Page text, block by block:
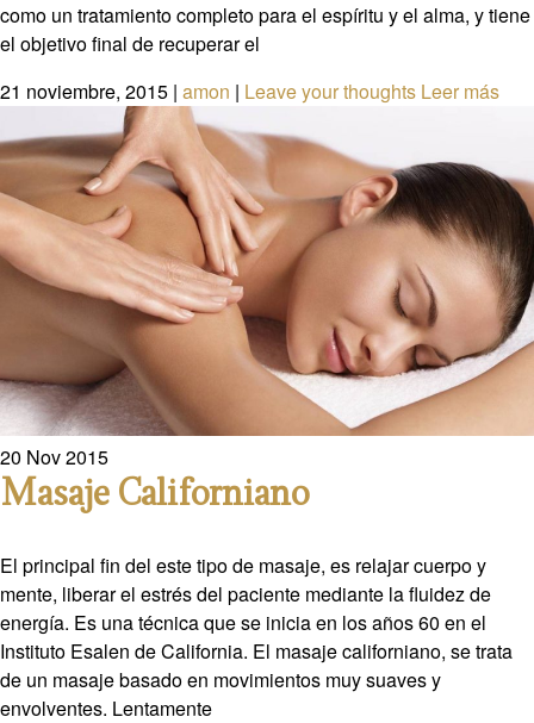
como un tratamiento completo para el espíritu y el alma, y tiene
el objetivo final de recuperar el
21 noviembre, 2015 | amon | Leave your thoughts Leer más
20 Nov2015
Masaje Californiano
El principal fin del este tipo de masaje, es relajar cuerpo y
mente, liberar el estrés del paciente mediante la fluidez de
energía. Es una técnica que se inicia en los años 60 en el
Instituto Esalen de California. El masaje californiano, se trata
de un masaje basado en movimientos muy suaves y
envolventes. Lentamente